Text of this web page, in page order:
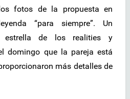
fotos de la propuesta en
“para siempre”. Un
estrella de los realities y
domingo que la pareja está
más detalles de